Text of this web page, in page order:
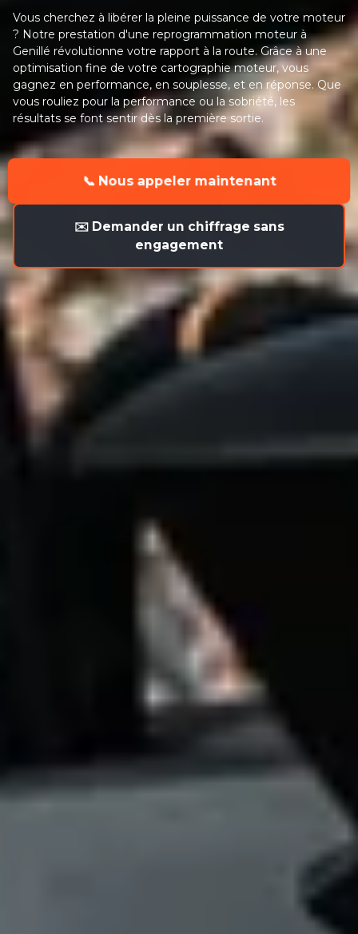
Vous cherchez à libérer la pleine puissance de votre moteur
? Notre prestation d'une reprogrammation moteur à
Genillé révolutionne votre rapport à la route. Grâce à une
optimisation fine de votre cartographie moteur, vous
gagnez en performance, en souplesse, et en réponse. Que
vous rouliez pour la performance ou la sobriété, les
résultats se font sentir dès la première sortie.
📞 Nous appeler maintenant
✉️ Demander un chiffrage sans
engagement